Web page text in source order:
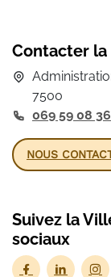
Contacter la
7500
069 59 08 36
NOUS
Suivez la
sociaux